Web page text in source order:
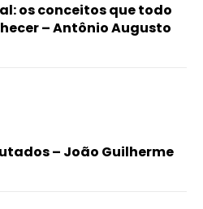
os conceitos que todo
– Antônio Augusto
– João Guilherme